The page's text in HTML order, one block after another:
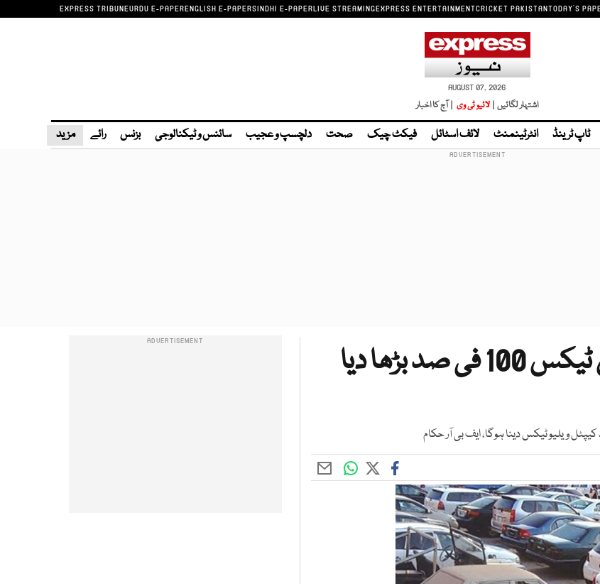
EXPRESS TRIBUNEURDU E-PAPERENGLISH E-PAPERSINDHI E-PAPERLIVE STREAMINGEXPRESS ENTERTAINMENTCRICKET PAKISTANTODAY'S
AUGUST 07, 2026
اشتہار لگائیں | لائیو ٹی وی | آج کا اخبار
ٹاپ ٹرینڈ انٹرٹینمنٹ لائف اسٹائل فیکٹ چیک صحت دلچسپ و عجیب سائنس و ٹیکنالوجی بزنس رائے مزید
نان فائلر کیلیے گاڑی رجسٹریشن ٹیکس 100 فی صد بڑھا دیا
ویلیو ٹیکس دینا ہوگا، ایف بی آر حکام